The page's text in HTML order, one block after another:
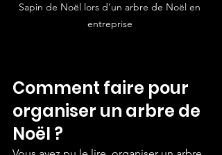
Sapin de Noël lors d’un arbre de Noël en
entreprise
Comment faire pour
organiser un arbre de
Noël ?